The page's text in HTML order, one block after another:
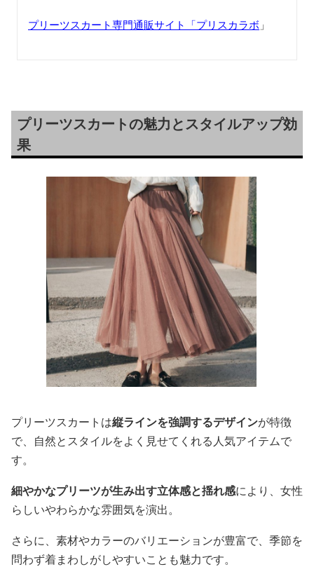
プリーツスカート専門通販サイト「プリスカラボ 」
プリーツスカートの魅力とスタイルアップ効
果
プリーツスカートは縦ラインを強調するデザインが特徴
で、自然とスタイルをよく見せてくれる人気アイテムで
す。
細やかなプリーツが生み出す立体感と揺れ感により、女性
らしいやわらかな雰囲気を演出。
さらに、素材やカラーのバリエーションが豊富で、季節を
問わず着まわしがしやすいことも魅力です。